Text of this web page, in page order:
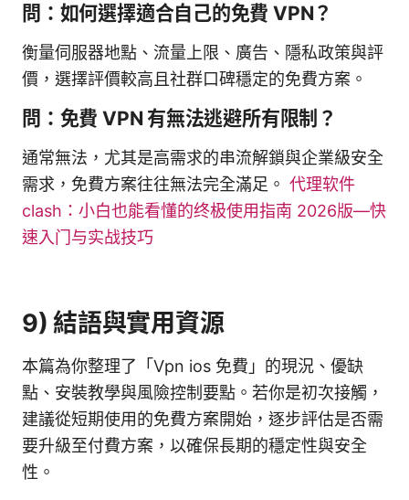
問：如何選擇適合自己的免費 VPN？
衡量伺服器地點、流量上限、廣告、隱私政策與評
價，選擇評價較高且社群口碑穩定的免費方案。
問：免費 VPN 有無法逃避所有限制？
通常無法，尤其是高需求的串流解鎖與企業級安全
需求，免費方案往往無法完全滿足。 代理软件
clash：小白也能看懂的终极使用指南 2026版—快
速入门与实战技巧
9) 結語與實用資源
本篇為你整理了「Vpn ios 免費」的現況、優缺
點、安裝教學與風險控制要點。若你是初次接觸，
建議從短期使用的免費方案開始，逐步評估是否需
要升級至付費方案，以確保長期的穩定性與安全
性。